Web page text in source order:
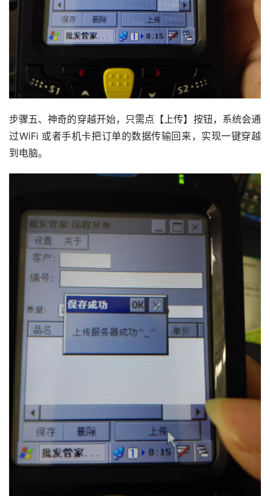
步骤五、神奇的穿越开始，只需点【上传】按钮，系统会通
过WiFi 或者手机卡把订单的数据传输回来，实现一键穿越
到电脑。